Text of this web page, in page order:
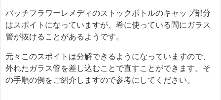
バッチフラワーレメディのストックボトルのキャップ部分
はスポイトになっていますが、希に使っている間にガラス
管が抜けることがあるようです。
元々このスポイトは分解できるようになっていますので、
外れたガラス管を差し込むことで直すことができます。そ
の手順の例をご紹介しますので参考にしてください。